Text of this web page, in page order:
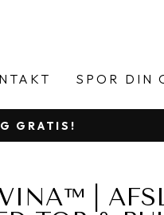
SPOR DIN
GRATIS!
|